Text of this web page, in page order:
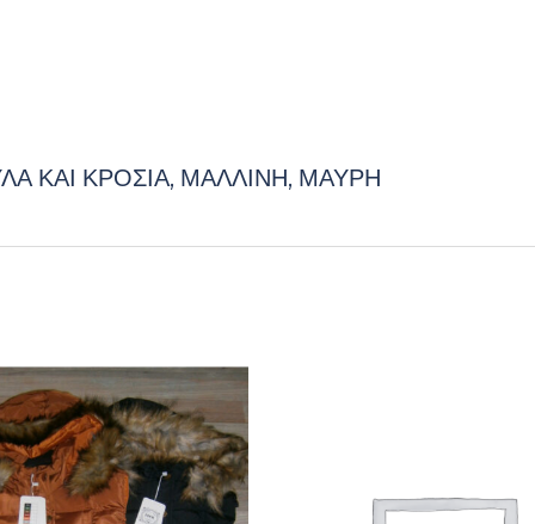
ΚΑΙ ΚΡΟΣΙΑ, ΜΑΛΛΙΝΗ, ΜΑΥΡΗ